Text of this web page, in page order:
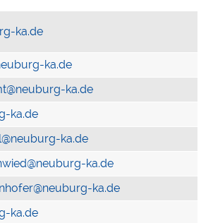
ka.de
ka.de
ka.de
ka.de
ka.de
ka.de
ka.de
ka.de